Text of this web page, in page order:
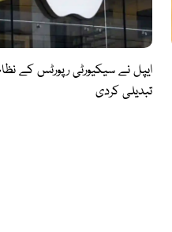
ایپل نے سیکیورٹی رپورٹس کے
تبدیلی کردی